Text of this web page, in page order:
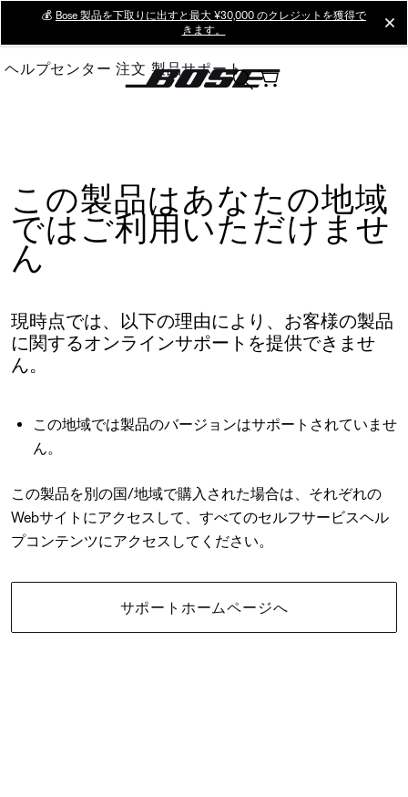
Main
💰 Bose 製品を下取りに出すと最大 ¥30,000 のクレジットを獲得で
きます。
ヘルプセンター 注文 製品サポート
この製品はあなたの地域
ではご利用いただけませ
ん
現時点では、以下の理由により、お客様の製品
に関するオンラインサポートを提供できませ
ん。
この地域では製品のバージョンはサポートされていませ
ん。
この製品を別の国/地域で購入された場合は、それぞれの
Webサイトにアクセスして、すべてのセルフサービスヘル
プコンテンツにアクセスしてください。
サポートホームページへ